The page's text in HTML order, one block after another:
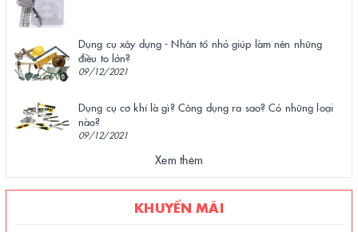
Dụng cụ xây dựng - Nhân tố nhỏ giúp làm nên những
điều to lớn?
09/12/2021
Dụng cụ cơ khí là gì? Công dụng ra sao? Có những loại
nào?
09/12/2021
Xem thêm
KHUYẾN MÃI